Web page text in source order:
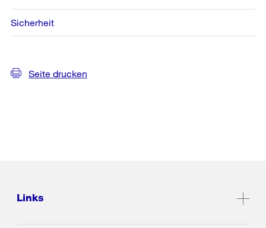
Sicherheit
Seite drucken
Links